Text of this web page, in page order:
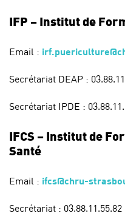
IFP – Institut de
Email :
Secrétariat DEAP :
Secrétariat IPDE :
IFCS – Institut de
Santé
Email : ifcs@chru-
Secrétariat : 03.88.11.55.82